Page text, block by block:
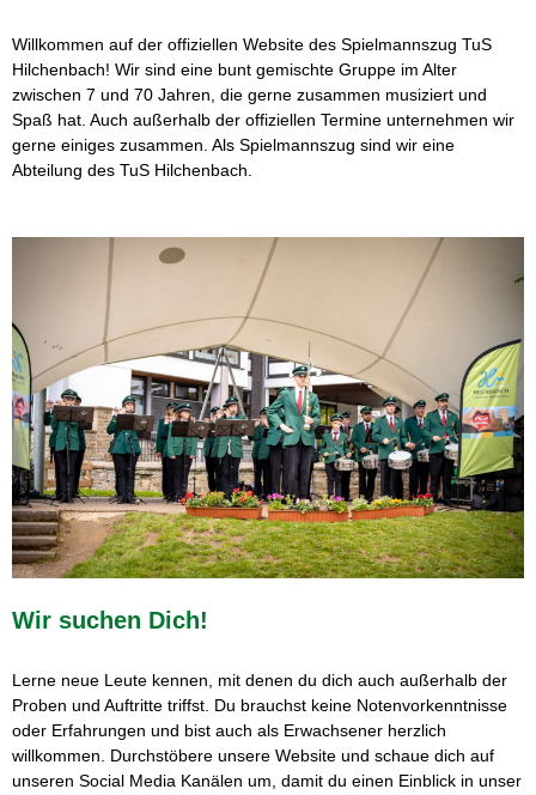
Willkommen auf der offiziellen Website des Spielmannszug TuS
Hilchenbach! Wir sind eine bunt gemischte Gruppe im Alter
zwischen 7 und 70 Jahren, die gerne zusammen musiziert und
Spaß hat. Auch außerhalb der offiziellen Termine unternehmen wir
gerne einiges zusammen. Als Spielmannszug sind wir eine
Abteilung des TuS Hilchenbach.
Wir suchen Dich!
Lerne neue Leute kennen, mit denen du dich auch außerhalb der
Proben und Auftritte triffst. Du brauchst keine Notenvorkenntnisse
oder Erfahrungen und bist auch als Erwachsener herzlich
willkommen. Durchstöbere unsere Website und schaue dich auf
unseren Social Media Kanälen um, damit du einen Einblick in unser